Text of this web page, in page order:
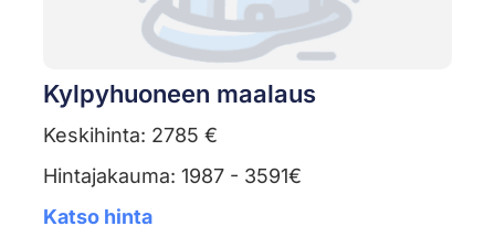
Kylpyhuoneen maalaus
Keskihinta: 2785 €
Hintajakauma: 1987 - 3591€
Katso hinta